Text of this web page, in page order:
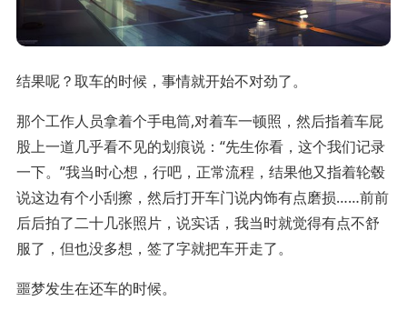
结果呢？取车的时候，事情就开始不对劲了。
那个工作人员拿着个手电筒,对着车一顿照，然后指着车屁
股上一道几乎看不见的划痕说：“先生你看，这个我们记录
一下。”我当时心想，行吧，正常流程，结果他又指着轮毂
说这边有个小刮擦，然后打开车门说内饰有点磨损……前前
后后拍了二十几张照片，说实话，我当时就觉得有点不舒
服了，但也没多想，签了字就把车开走了。
噩梦发生在还车的时候。